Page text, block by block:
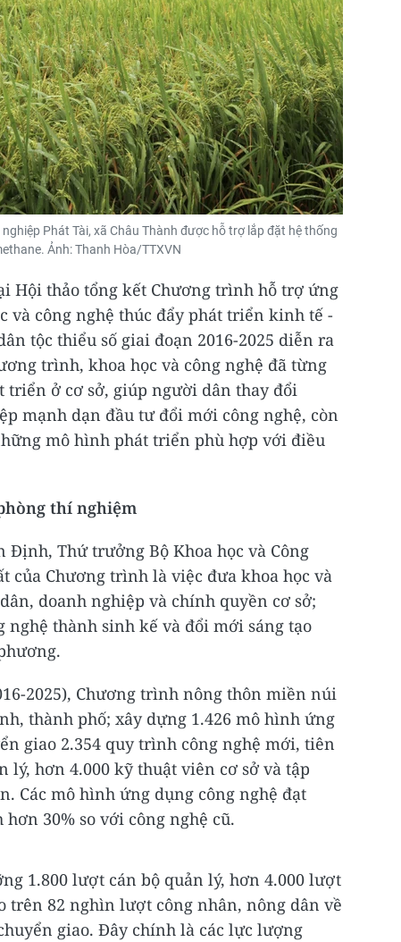
Phát Tài, xã Châu Thành được hỗ trợ lắp đặt hệ thống
Ảnh: Thanh Hòa/TTXVN
Hội thảo tổng kết Chương trình hỗ trợ ứng
và công nghệ thúc đẩy phát triển kinh tế -
tộc thiểu số giai đoạn 2016-2025 diễn ra
trình, khoa học và công nghệ đã từng
ở cơ sở, giúp người dân thay đổi
mạnh dạn đầu tư đổi mới công nghệ, còn
mô hình phát triển phù hợp với điều
thí nghiệm
Định, Thứ trưởng Bộ Khoa học và Công
của Chương trình là việc đưa khoa học và
doanh nghiệp và chính quyền cơ sở;
thành sinh kế và đổi mới sáng tạo
2025), Chương trình nông thôn miền núi
thành phố; xây dựng 1.426 mô hình ứng
giao 2.354 quy trình công nghệ mới, tiên
lý, hơn 4.000 kỹ thuật viên cơ sở và tập
Các mô hình ứng dụng công nghệ đạt
30% so với công nghệ cũ.
1.800 lượt cán bộ quản lý, hơn 4.000 lượt
trên 82 nghìn lượt công nhân, nông dân về
giao. Đây chính là các lực lượng